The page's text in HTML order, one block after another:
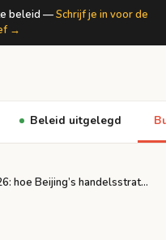
beleid —Schrijf je in voor de
→
Beleid uitgelegd
Chinese economische veerkracht 2026: hoe Beijing’s handelsstrategie Amerikaanse…